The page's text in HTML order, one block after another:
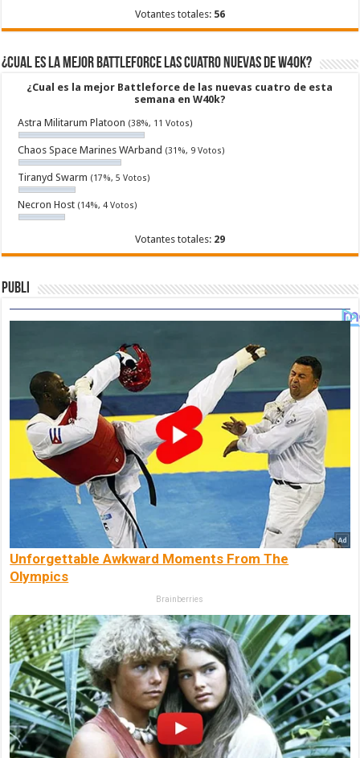
Votantes totales: 56
¿Cual es la mejor Battleforce las cuatro nuevas de W40k?
¿Cual es la mejor Battleforce de las nuevas cuatro de esta
semana en W40k?
Astra Militarum Platoon (38%, 11 Votos)
Chaos Space Marines WArband (31%, 9 Votos)
Tiranyd Swarm (17%, 5 Votos)
Necron Host (14%, 4 Votos)
Votantes totales: 29
Publi
Unforgettable Awkward Moments From The
Olympics
Brainberries